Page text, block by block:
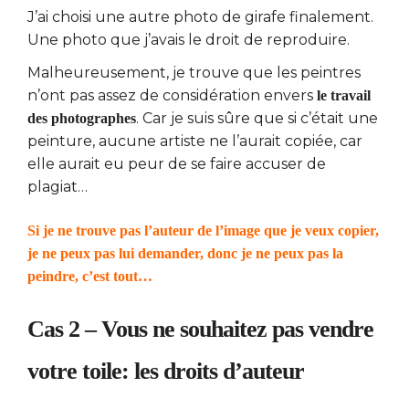
J’ai choisi une autre photo de girafe finalement.
Une photo que j’avais le droit de reproduire.
Malheureusement, je trouve que les peintres
n’ont pas assez de considération envers le travail
des photographes. Car je suis sûre que si c’était une
peinture, aucune artiste ne l’aurait copiée, car
elle aurait eu peur de se faire accuser de
plagiat…
Si je ne trouve pas l’auteur de l’image que je veux copier,
je ne peux pas lui demander, donc je ne peux pas la
peindre, c’est tout…
Cas 2 – Vous ne souhaitez pas vendre
votre toile: les droits d’auteur